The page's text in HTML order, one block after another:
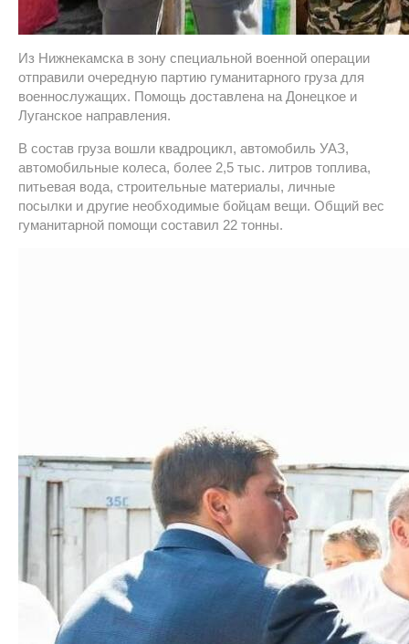
Из Нижнекамска в зону специальной военной операции
отправили очередную партию гуманитарного груза для
военнослужащих. Помощь доставлена на Донецкое и
Луганское направления.
В состав груза вошли квадроцикл, автомобиль УАЗ,
автомобильные колеса, более 2,5 тыс. литров топлива,
питьевая вода, строительные материалы, личные
посылки и другие необходимые бойцам вещи. Общий вес
гуманитарной помощи составил 22 тонны.